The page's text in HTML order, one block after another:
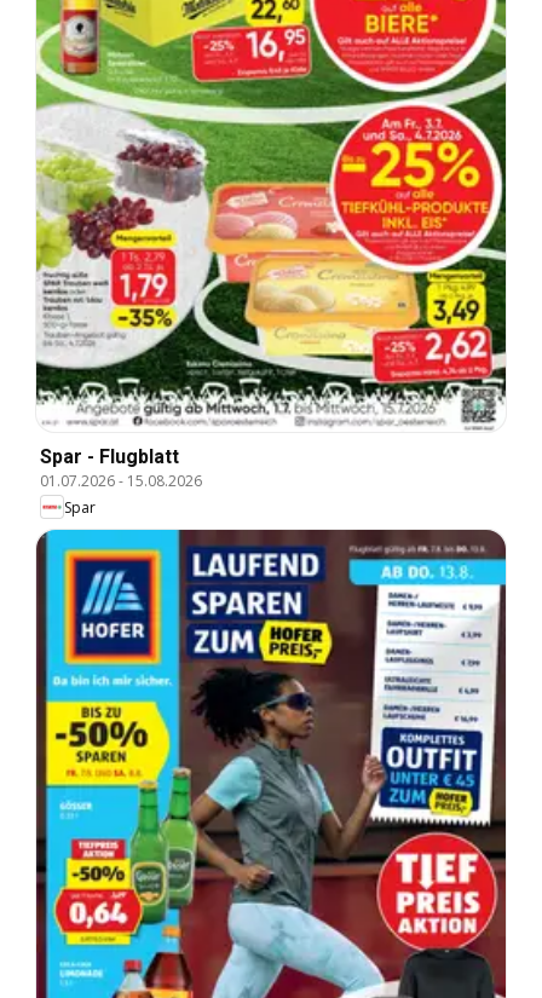
Spar - Flugblatt
01.07.2026- 15.08.2026
Spar